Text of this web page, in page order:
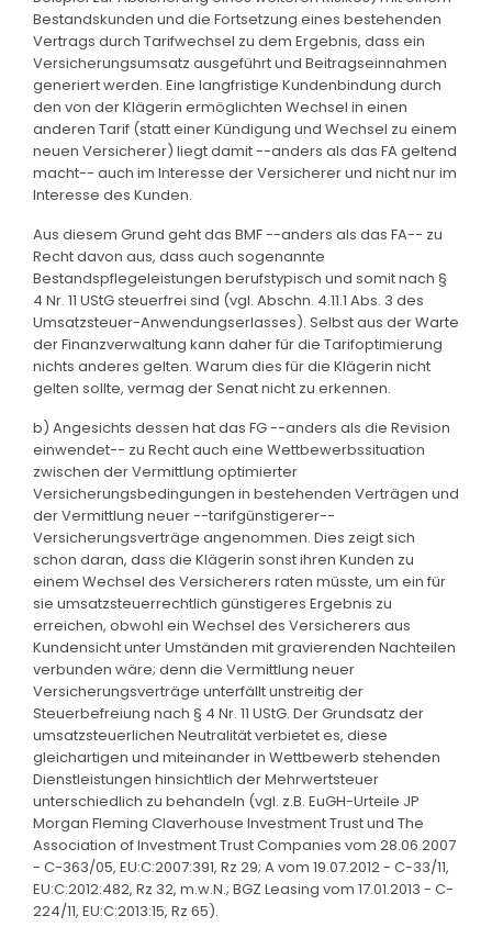
Bestandskunden und die Fortsetzung eines bestehenden
Vertrags durch Tarifwechsel zu dem Ergebnis, dass ein
Versicherungsumsatz ausgeführt und Beitragseinnahmen
generiert werden. Eine langfristige Kundenbindung durch
den von der Klägerin ermöglichten Wechsel in einen
anderen Tarif (statt einer Kündigung und Wechsel zu einem
neuen Versicherer) liegt damit --anders als das FA geltend
macht-- auch im Interesse der Versicherer und nicht nur im
Interesse des Kunden.
Aus diesem Grund geht das BMF --anders als das FA-- zu
Recht davon aus, dass auch sogenannte
Bestandspflegeleistungen berufstypisch und somit nach §
4 Nr. 11 UStG steuerfrei sind (vgl. Abschn. 4.11.1 Abs. 3 des
Umsatzsteuer-Anwendungserlasses). Selbst aus der Warte
der Finanzverwaltung kann daher für die Tarifoptimierung
nichts anderes gelten. Warum dies für die Klägerin nicht
gelten sollte, vermag der Senat nicht zu erkennen.
b) Angesichts dessen hat das FG --anders als die Revision
einwendet-- zu Recht auch eine Wettbewerbssituation
zwischen der Vermittlung optimierter
Versicherungsbedingungen in bestehenden Verträgen und
der Vermittlung neuer --tarifgünstigerer--
Versicherungsverträge angenommen. Dies zeigt sich
schon daran, dass die Klägerin sonst ihren Kunden zu
einem Wechsel des Versicherers raten müsste, um ein für
sie umsatzsteuerrechtlich günstigeres Ergebnis zu
erreichen, obwohl ein Wechsel des Versicherers aus
Kundensicht unter Umständen mit gravierenden Nachteilen
verbunden wäre; denn die Vermittlung neuer
Versicherungsverträge unterfällt unstreitig der
Steuerbefreiung nach § 4 Nr. 11 UStG. Der Grundsatz der
umsatzsteuerlichen Neutralität verbietet es, diese
gleichartigen und miteinander in Wettbewerb stehenden
Dienstleistungen hinsichtlich der Mehrwertsteuer
unterschiedlich zu behandeln (vgl. z.B. EuGH-Urteile JP
Morgan Fleming Claverhouse Investment Trust und The
Association of Investment Trust Companies vom 28.06.2007
- C-363/05, EU:C:2007:391, Rz 29; A vom 19.07.2012 - C-33/11,
EU:C:2012:482, Rz 32, m.w.N.; BGZ Leasing vom 17.01.2013 - C-
224/11, EU:C:2013:15, Rz 65).